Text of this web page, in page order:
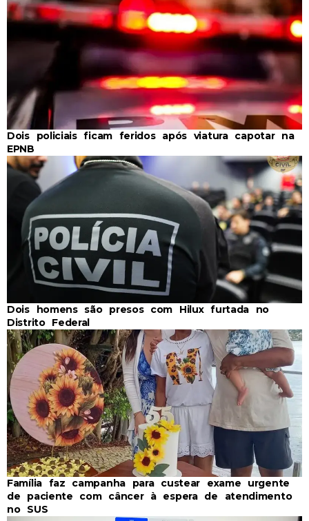
Dois policiais ficam feridos após viatura capotar na
EPNB
Dois homens são presos com Hilux furtada no
Distrito Federal
Família faz campanha para custear exame urgente
de paciente com câncer à espera de atendimento
no SUS